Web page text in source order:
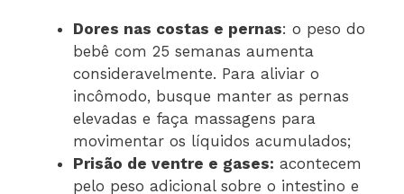
Dores nas costas e pernas: o peso do
bebê com 25 semanas aumenta
consideravelmente. Para aliviar o
incômodo, busque manter as pernas
elevadas e faça massagens para
movimentar os líquidos acumulados;
Prisão de ventre e gases: acontecem
pelo peso adicional sobre o intestino e